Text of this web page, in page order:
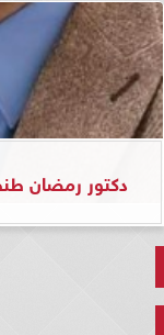
دكتور رمضان